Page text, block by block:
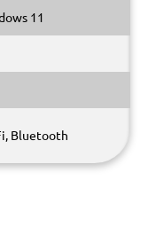
11
Bluetooth